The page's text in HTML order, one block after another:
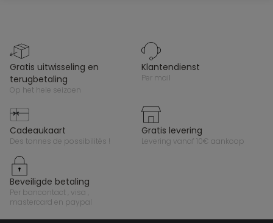
gratis uitwisseling en
terugbetaling
op het hele seizoen
klantendienst
per mail
cadeaukaart
des tonnes de possibilités !
gratis levering
levering vanaf 10€ aankoop
beveiligde betaling
per bancontact , visa ,
mastercard en paypal